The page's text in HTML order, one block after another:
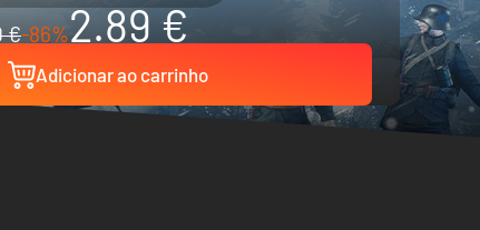
€-86%2.89 €
Adicionar ao carrinho